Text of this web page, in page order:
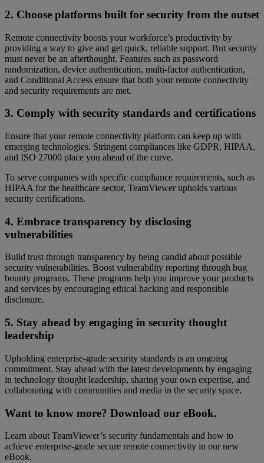
2. Choose platforms built for security from the outset
Remote connectivity boosts your workforce’s productivity by
providing a way to give and get quick, reliable support. But security
must never be an afterthought. Features such as password
randomization, device authentication, multi-factor authentication,
and Conditional Access ensure that both your remote connectivity
and security requirements are met.
3. Comply with security standards and certifications
Ensure that your remote connectivity platform can keep up with
emerging technologies. Stringent compliances like GDPR, HIPAA,
and ISO 27000 place you ahead of the curve.
To serve companies with specific compliance requirements, such as
HIPAA for the healthcare sector, TeamViewer upholds various
security certifications.
4. Embrace transparency by disclosing
vulnerabilities
Build trust through transparency by being candid about possible
security vulnerabilities. Boost vulnerability reporting through bug
bounty programs. These programs help you improve your products
and services by encouraging ethical hacking and responsible
disclosure.
5. Stay ahead by engaging in security thought
leadership
Upholding enterprise-grade security standards is an ongoing
commitment. Stay ahead with the latest developments by engaging
in technology thought leadership, sharing your own expertise, and
collaborating with communities and media in the security space.
Want to know more? Download our eBook.
Learn about TeamViewer’s security fundamentals and how to
achieve enterprise-grade secure remote connectivity in our new
eBook.